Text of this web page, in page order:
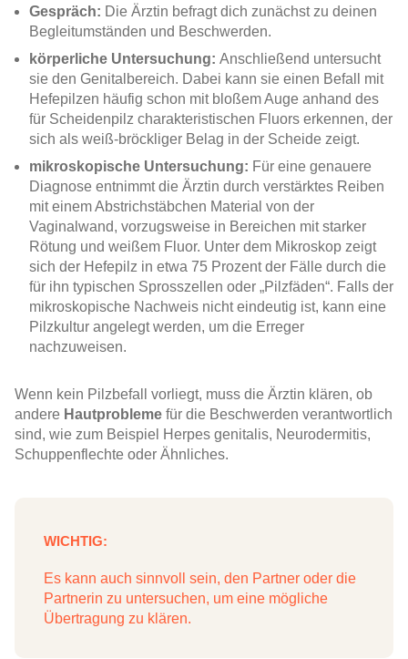
Gespräch: Die Ärztin befragt dich zunächst zu deinen
Begleitumständen und Beschwerden.
körperliche Untersuchung: Anschließend untersucht
sie den Genitalbereich. Dabei kann sie einen Befall mit
Hefepilzen häufig schon mit bloßem Auge anhand des
für Scheidenpilz charakteristischen Fluors erkennen, der
sich als weiß-bröckliger Belag in der Scheide zeigt.
mikroskopische Untersuchung: Für eine genauere
Diagnose entnimmt die Ärztin durch verstärktes Reiben
mit einem Abstrichstäbchen Material von der
Vaginalwand, vorzugsweise in Bereichen mit starker
Rötung und weißem Fluor. Unter dem Mikroskop zeigt
sich der Hefepilz in etwa 75 Prozent der Fälle durch die
für ihn typischen Sprosszellen oder „Pilzfäden“. Falls der
mikroskopische Nachweis nicht eindeutig ist, kann eine
Pilzkultur angelegt werden, um die Erreger
nachzuweisen.
Wenn kein Pilzbefall vorliegt, muss die Ärztin klären, ob
andere Hautprobleme für die Beschwerden verantwortlich
sind, wie zum Beispiel Herpes genitalis, Neurodermitis,
Schuppenflechte oder Ähnliches.
WICHTIG:
Es kann auch sinnvoll sein, den Partner oder die
Partnerin zu untersuchen, um eine mögliche
Übertragung zu klären.